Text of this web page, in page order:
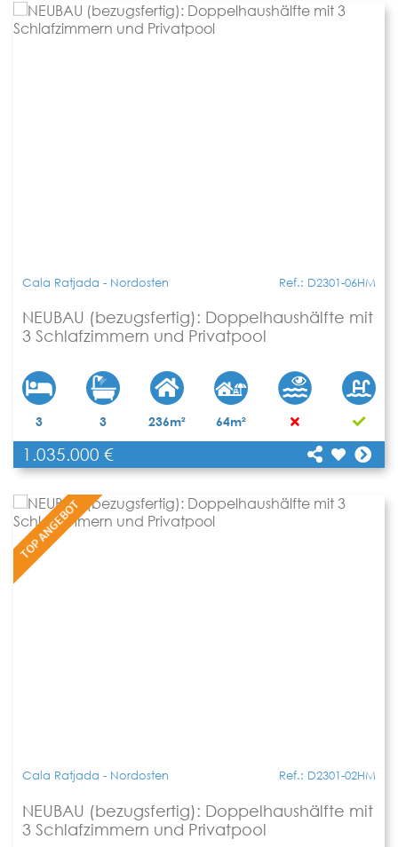
3/"]
Cala Ratjada - Nordosten Ref.: D2301-06HM
NEUBAU (bezugsfertig): Doppelhaushälfte mit
3 Schlafzimmern und Privatpool
3 3 236m² 64m²
1.035.000 €
Teilen
[shariff title="NEUBAU (bezugsfertig):
Doppelhaushälfte mit 3 Schlafzimmern und
Privatpool"
url="https://www.apartbalear.com/details/5073-
neubau-bezugsfertig-doppelhaushaelfte-mit-
3/"]
TOP ANGEBOT
Cala Ratjada - Nordosten Ref.: D2301-02HM
NEUBAU (bezugsfertig): Doppelhaushälfte mit
3 Schlafzimmern und Privatpool